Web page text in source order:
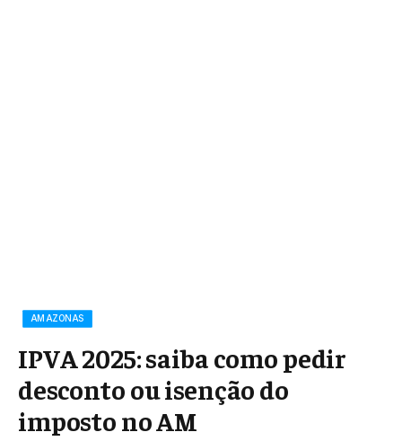
AMAZONAS
IPVA 2025: saiba como pedir
desconto ou isenção do
imposto no AM